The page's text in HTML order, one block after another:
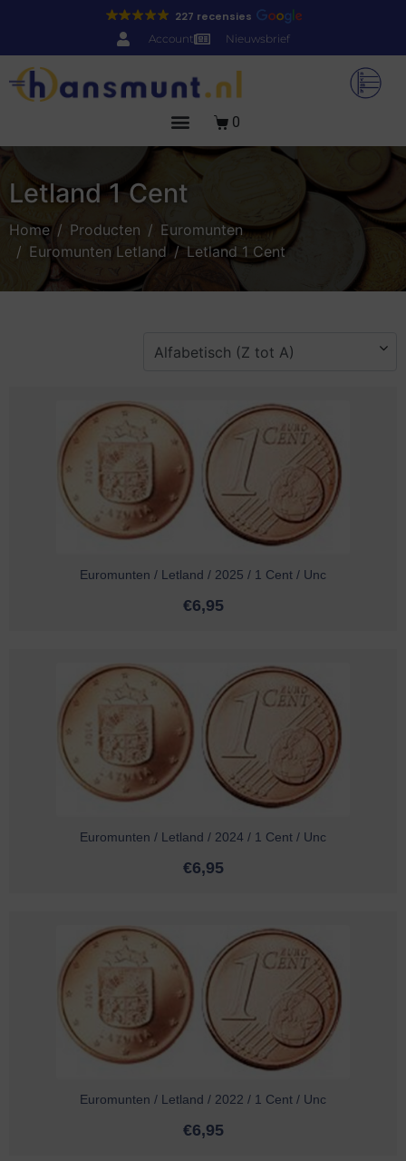
227 recensies
Account Nieuwsbrief
0
Letland 1 Cent
Home Producten
Euromunten
Euromunten Letland
Letland 1 Cent
Euromunten / Letland / 2025 / 1 Cent / Unc
€6,95
Euromunten / Letland / 2024 / 1 Cent / Unc
€6,95
Euromunten / Letland / 2022 / 1 Cent / Unc
€6,95